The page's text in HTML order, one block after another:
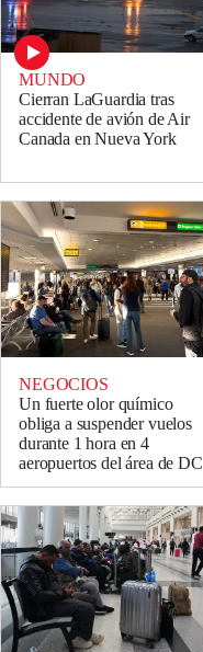
MUNDO
Cierran LaGuardia tras
accidente de avión de Air
Canada en Nueva York
NEGOCIOS
Un fuerte olor químico
obliga a suspender vuelos
durante 1 hora en 4
aeropuertos del área de DC